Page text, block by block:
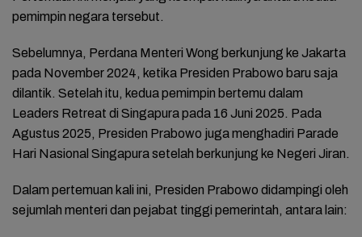
pemimpin negara tersebut.
Sebelumnya, Perdana Menteri Wong berkunjung ke Jakarta
pada November 2024, ketika Presiden Prabowo baru saja
dilantik. Setelah itu, kedua pemimpin bertemu dalam
Leaders Retreat di Singapura pada 16 Juni 2025. Pada
Agustus 2025, Presiden Prabowo juga menghadiri Parade
Hari Nasional Singapura setelah berkunjung ke Negeri Jiran.
Dalam pertemuan kali ini, Presiden Prabowo didampingi oleh
sejumlah menteri dan pejabat tinggi pemerintah, antara lain: